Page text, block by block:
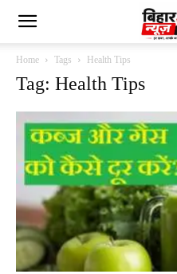
Home Tags Health Tips
Tag: Health Tips